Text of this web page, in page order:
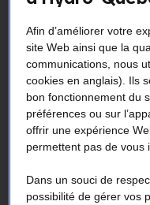
Si vous effectuez
par suite de
équipements ou
l’optimisation
vous risquez
effet
Afin d’améliorer votre
site Web ainsi que la
communications, nous
cookies en anglais). Ils
bon fonctionnement du
préférences ou sur
offrir une expérience
permettent pas de vous
Dans un souci de
possibilité de gérer vos